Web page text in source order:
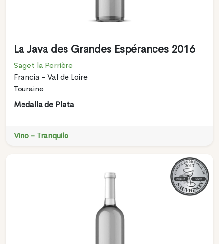
La Java des Grandes Espérances 2016
Saget la Perrière
Francia - Val de Loire
Touraine
Medalla de Plata
Vino - Tranquilo